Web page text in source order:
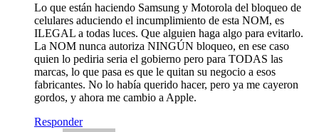
Lo que están haciendo Samsung y Motorola del bloqueo de
celulares aduciendo el incumplimiento de esta NOM, es
ILEGAL a todas luces. Que alguien haga algo para evitarlo.
La NOM nunca autoriza NINGÚN bloqueo, en ese caso
quien lo pediria seria el gobierno pero para TODAS las
marcas, lo que pasa es que le quitan su negocio a esos
fabricantes. No lo había querido hacer, pero ya me cayeron
gordos, y ahora me cambio a Apple.
Responder